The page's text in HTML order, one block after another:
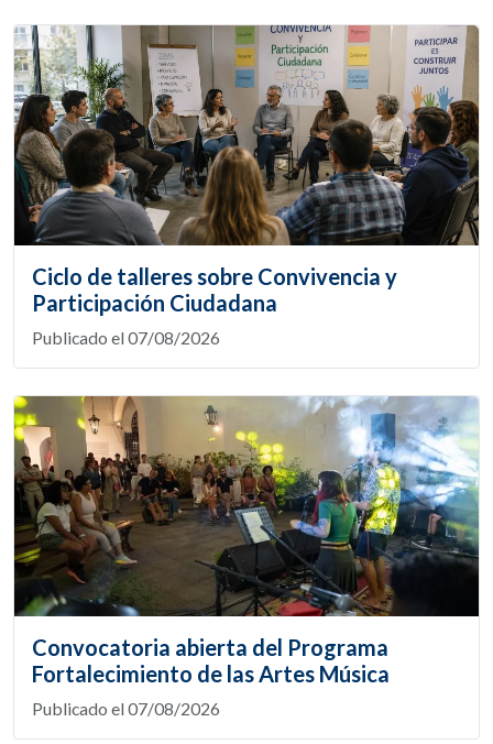
Ciclo de talleres sobre Convivencia y
Participación Ciudadana
Publicado el 07/08/2026
Convocatoria abierta del Programa
Fortalecimiento de las Artes Música
Publicado el 07/08/2026